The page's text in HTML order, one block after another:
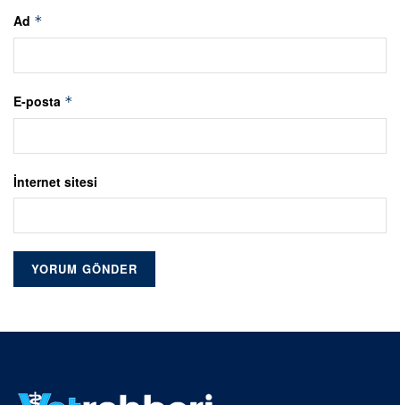
Ad *
E-posta *
İnternet sitesi